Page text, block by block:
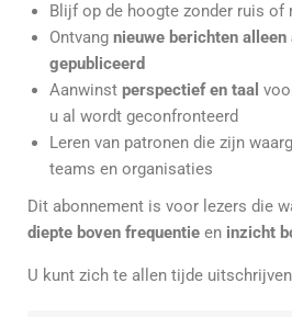
Blijf op de hoogte zonder ruis of
Ontvang nieuwe berichten
gepubliceerd
Aanwinst perspectief en taal
u al wordt geconfronteerd
Leren van patronen die zijn
teams en organisaties
Dit abonnement is voor lezers die
diepte boven frequentie en inzicht
U kunt zich te allen tijde